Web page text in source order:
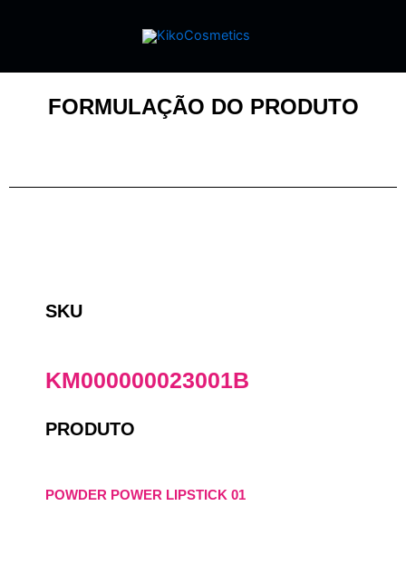
FORMULAÇÃO DO PRODUTO
SKU
KM000000023001B
PRODUTO
POWDER POWER LIPSTICK 01